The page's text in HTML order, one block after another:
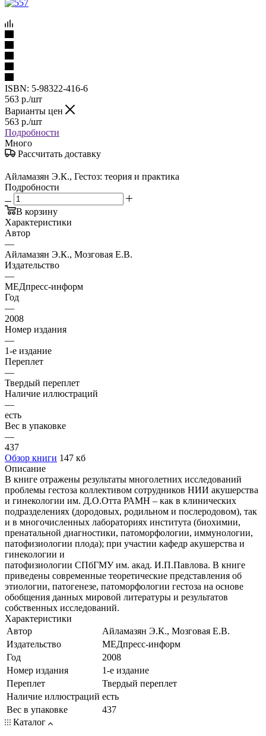
ISBN: 5-98322-416-6
563 р./шт
Варианты цен
563 р./шт
Подробности
Много
Рассчитать доставку
Айламазян Э.К., Гестоз: теория и практика
Подробности
В корзину
Характеристики
Автор
—
Айламазян Э.К., Мозговая Е.В.
Издательство
—
МЕДпресс-информ
Год
—
2008
Номер издания
—
1-е издание
Переплет
—
Твердый переплет
Наличие иллюстраций
—
есть
Вес в упаковке
—
437
Обзор книги 147 кб
Описание
В книге отражены результаты многолетних исследований
проблемы гестоза коллективом сотрудников НИИ акушерства
и гинекологии им. Д.О.Отта РАМН – как в клинических
подразделениях (дородовых, родильном и послеродовом), так
и в многочисленных лабораториях института (биохимии,
пренатальной диагностики, патоморфологии, иммунологии,
патофизиологии плода); при участии кафедр акушерства и
гинекологии и
патофизиологии СПбГМУ им. акад. И.П.Павлова. В книге
приведены современные теоретические представления об
этиологии, патогенезе, патоморфологии гестоза на основе
обобщения данных мировой литературы и результатов
собственных исследований.
Характеристики
Автор
Айламазян Э.К., Мозговая Е.В.
Издательство
МЕДпресс-информ
Год
2008
Номер издания
1-е издание
Переплет
Твердый переплет
Наличие иллюстраций есть
Вес в упаковке
437
Каталог